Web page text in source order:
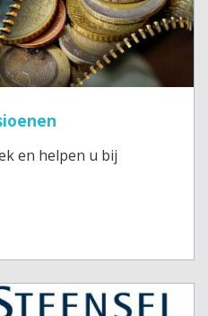
en helpen u bij